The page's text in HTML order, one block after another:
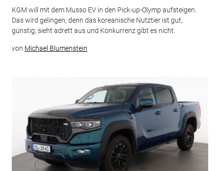
KGM will mit dem Musso EV in den Pick-up-Olymp aufsteigen.
Das wird gelingen, denn das koreanische Nutztier ist gut,
günstig, sieht adrett aus und Konkurrenz gibt es nicht.
von Michael Blumenstein